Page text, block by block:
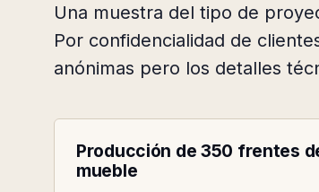
Una muestra del tipo de
Por confidencialidad de
anónimas pero los detalles
001
Producción de 350 frentes
mueble